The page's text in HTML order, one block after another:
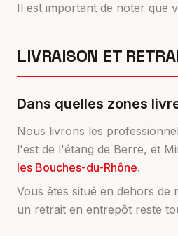
Il est important de noter que
LIVRAISON ET
Dans quelles zones
Nous livrons les
l'est de l'étang de Berre, et
les Bouches-du-Rhône.
Vous êtes situé en dehors de
un retrait en entrepôt reste